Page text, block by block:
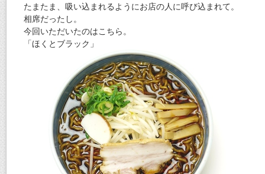
たまたま、吸い込まれるようにお店の人に呼び込まれて。
相席だったし。
今回いただいたのはこちら。
「ほくとブラック」